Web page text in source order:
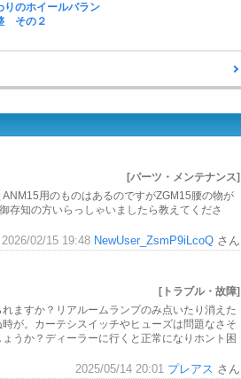
りのホイールバラン
その２
[パーツ・メンテナンス]
用のものはあるのですがZGM15腰の物が
存知の方いらっしゃいましたら教えてくださ
2026/02/15 19:48 NewUser_ZsmP9iLcoQ さん
[トラブル・故障]
ますか？リアルームランプのみ点いたり消えた
が。カーテシスイッチやヒューズは問題なさそ
うか？ディーラーに行くと正常になりホント困
2025/05/14 20:01 プレアス さん